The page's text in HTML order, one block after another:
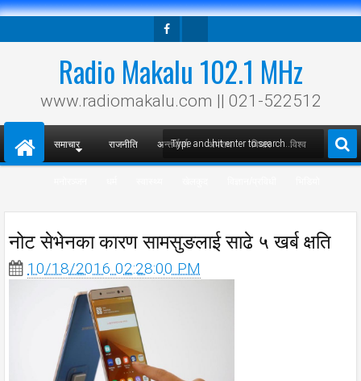
Radio Makalu 102.1 MHz
www.radiomakalu.com || 021-522512
समाचार राजनीति अन्तर्वार्ता अपराध विचार विश्व
नोट सेभेनका कारण सामसुङलाई साढे ५ खर्ब क्षति
10/18/2016 02:28:00 PM